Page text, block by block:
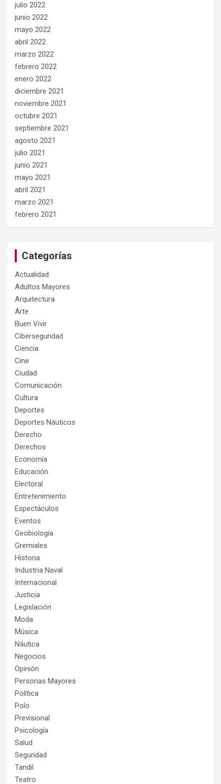
julio 2022
junio 2022
mayo 2022
abril 2022
marzo 2022
febrero 2022
enero 2022
diciembre 2021
noviembre 2021
octubre 2021
septiembre 2021
agosto 2021
julio 2021
junio 2021
mayo 2021
abril 2021
marzo 2021
febrero 2021
Categorías
Actualidad
Adultos Mayores
Arquitectura
Arte
Buen Vivir
Ciberseguridad
Ciencia
Cine
Ciudad
Comunicación
Cultura
Deportes
Deportes Náuticos
Derecho
Derechos
Economía
Educación
Electoral
Entretenimiento
Espectáculos
Eventos
Geobiología
Gremiales
Historia
Industria Naval
Internacional
Justicia
Legislación
Moda
Música
Náutica
Negocios
Opinión
Personas Mayores
Política
Polo
Previsional
Psicología
Salud
Seguridad
Tandil
Teatro